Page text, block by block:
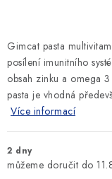
Gimcat pasta
posílení imunitního
obsah zinku a omega
pasta je vhodná
Více informací
2 dny